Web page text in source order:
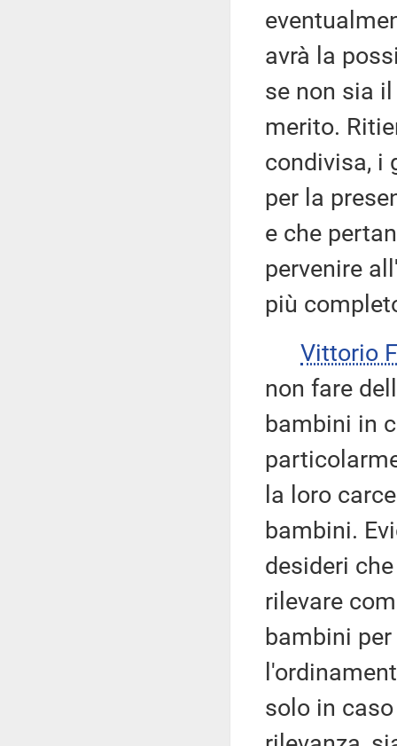
avrà la
se non sia
merito.
condivisa, i
per la
e che
pervenire
più
Vittorio
non fare
bambini in
la loro
bambini.
desideri
rilevare
bambini
solo in